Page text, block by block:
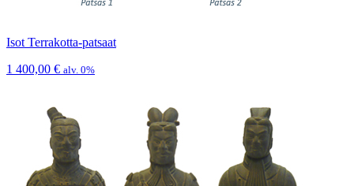
Isot Terrakotta-patsaat
1 400,00 € alv. 0%